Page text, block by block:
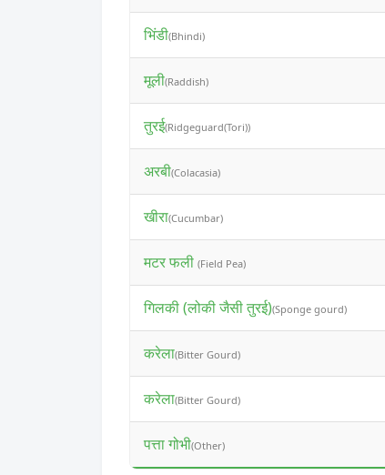
भिंडी(Bhindi)
मूली(Raddish)
तुरई(Ridgeguard(Tori))
अरबी(Colacasia)
खीरा(Cucumbar)
मटर फली (Field Pea)
गिलकी (लोकी जैसी तुरई)(Sponge gourd)
करेला(Bitter Gourd)
करेला(Bitter Gourd)
पत्ता गोभी(Other)